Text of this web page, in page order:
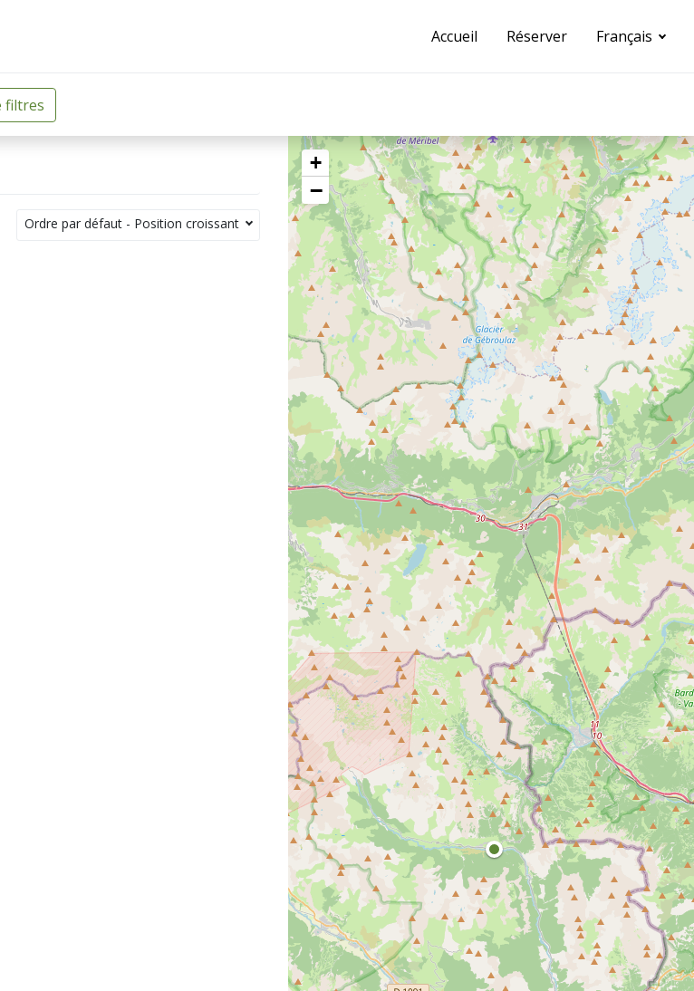
Accueil Réserver Français
Ordre par défaut - Position croissant
+
−